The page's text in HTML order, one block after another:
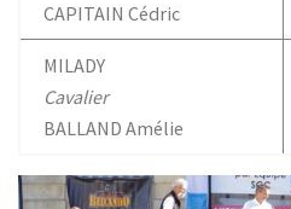
CAPITAIN Cédric
MILADY
Cavalier
BALLAND Amélie